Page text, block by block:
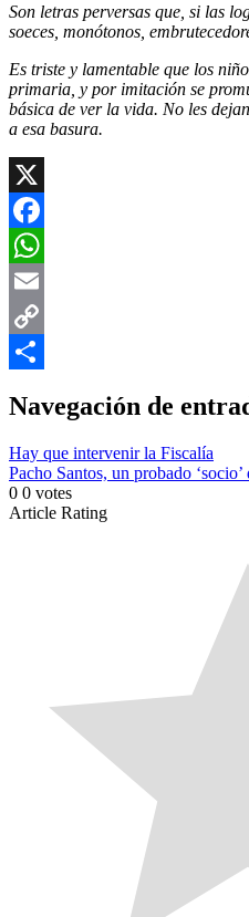
Son letras perversas que, si las
soeces, monótonos,
Es triste y lamentable que los
primaria, y por imitación se
básica de ver la vida. No les
a esa basura.
X
Facebook
WhatsApp
Email
Copy
Navegación de
Hay que intervenir la Fiscalía
Pacho Santos, un probado
0 0 votes
Article Rating